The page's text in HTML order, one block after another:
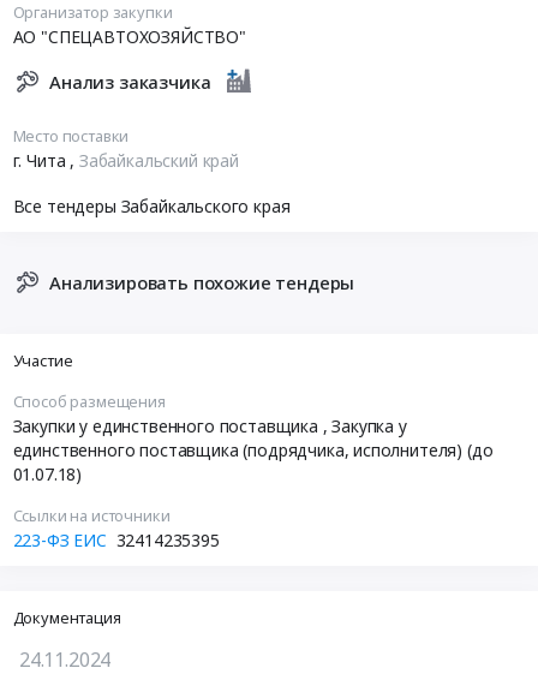
Организатор закупки
АО "СПЕЦАВТОХОЗЯЙСТВО"
Анализ заказчика
Место поставки
г. Чита , Забайкальский край
Все тендеры Забайкальского края
Анализировать похожие тендеры
Участие
Способ размещения
Закупки у единственного поставщика , Закупка у
единственного поставщика (подрядчика, исполнителя) (до
01.07.18)
Ссылки на источники
223-ФЗ ЕИС 32414235395
Документация
24.11.2024